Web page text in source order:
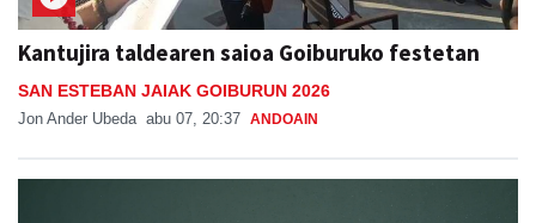
Kantujira taldearen saioa Goiburuko festetan
SAN ESTEBAN JAIAK GOIBURUN 2026
Jon Ander Ubeda abu 07, 20:37 ANDOAIN